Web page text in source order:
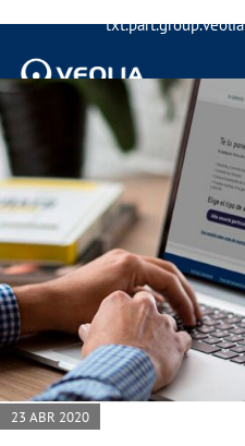
txt.part.group.veolia
23 ABR 2020